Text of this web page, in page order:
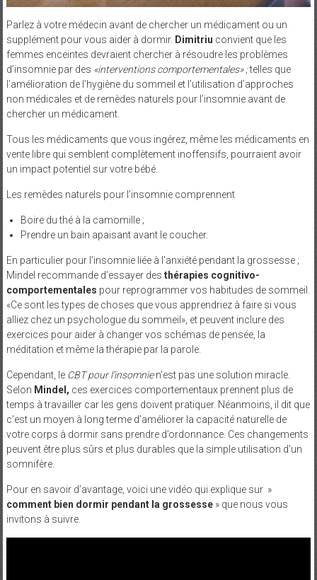
Parlez à votre médecin avant de chercher un médicament ou un
supplément pour vous aider à dormir. Dimitriu convient que les
femmes enceintes devraient chercher à résoudre les problèmes
d’insomnie par des «interventions comportementales» ;telles que
l’amélioration de l’hygiène du sommeil et l’utilisation d’approches
non médicales et de remèdes naturels pour l’insomnie avant de
chercher un médicament.
Tous les médicaments que vous ingérez, même les médicaments en
vente libre qui semblent complètement inoffensifs, pourraient avoir
un impact potentiel sur votre bébé.
Les remèdes naturels pour l’insomnie comprennent
Boire du thé à la camomille ;
Prendre un bain apaisant avant le coucher.
En particulier pour l’insomnie liée à l’anxiété pendant la grossesse ;
Mindel recommande d’essayer des thérapies cognitivo-
comportementales pour reprogrammer vos habitudes de sommeil.
«Ce sont les types de choses que vous apprendriez à faire si vous
alliez chez un psychologue du sommeil», et peuvent inclure des
exercices pour aider à changer vos schémas de pensée, la
méditation et même la thérapie par la parole.
Cependant, le CBT pour l’insomnien’est pas une solution miracle.
Selon Mindel, ces exercices comportementaux prennent plus de
temps à travailler car les gens doivent pratiquer. Néanmoins, il dit que
c’est un moyen à long terme d’améliorer la capacité naturelle de
votre corps à dormir sans prendre d’ordonnance. Ces changements
peuvent être plus sûrs et plus durables que la simple utilisation d’un
somnifère.
Pour en savoir d’avantage, voici une vidéo qui explique sur »
comment bien dormir pendant la grossesse» que nous vous
invitons à suivre.